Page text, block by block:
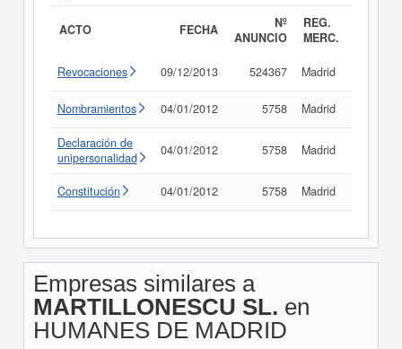
ACTO FECHA
Nº
ANUNCIO
REG.
MERC.
Revocaciones 09/12/2013 524367 Madrid
Nombramientos 04/01/2012 5758 Madrid
Declaración de
unipersonalidad
04/01/2012 5758 Madrid
Constitución 04/01/2012 5758 Madrid
Empresas similares a
MARTILLONESCU SL. en
HUMANES DE MADRID